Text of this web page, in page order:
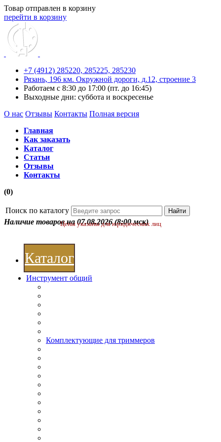
Товар отправлен в корзину
перейти в корзину
+7 (4912) 285220, 285225, 285230
Рязань, 196 км. Окружной дороги, д.12, строение 3
Работаем с 8:30 до 17:00 (пт. до 16:45)
Выходные дни: суббота и воскресенье
О нас Отзывы Контакты Полная версия
Главная
Как заказать
Каталог
Статьи
Отзывы
Контакты
(0)
Поиск по каталогу
Наличие товаров на 07.08.2026 (8:00 мск)
Цены указаны для юридических лиц
Каталог
Инструмент общий
Комплектующие для триммеров